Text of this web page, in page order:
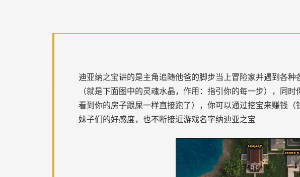
迪亚纳之宝讲的是主角追随他爸的脚步当上冒险家并遇到各
（就是下面图中的灵魂水晶，作用：指引你的每一步），同
看到你的房子跟屎一样直接跑了），你可以通过挖宝来赚钱
妹子们的好感度，也不断接近游戏名字纳迪亚之宝